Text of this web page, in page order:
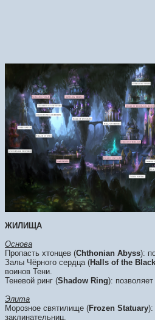
ЖИЛИЩА
Основа
Пропасть хтонцев (Chthonian Abyss):
Залы Чёрного сердца (Halls of the
воинов Тени.
Теневой ринг (Shadow Ring):
Элита
Морозное святилище (Frozen Statuary):
заклинательниц.